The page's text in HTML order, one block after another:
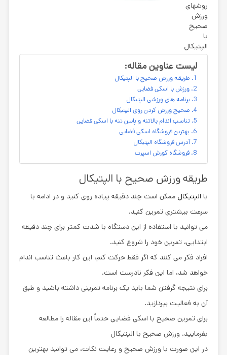
روشهای
ورزش
صحیح
با
الپتیکال
لیست عناوین مقاله:
طریقه ورزش صحیح با الپتیکال
ورزش با اسکی فضایی
برنامه های ورزشی الپتیکال
صحیح ورزش کردن روی الپتیکال
تناسب اندام بالاتنه و پایین تنه با اسکی فضایی
بهترین فروشگاه اسکی فضایی
آدرس فروشگاه الپتیکال
فروشگاه کورش اسپرت
طریقه ورزش صحیح با الپتیکال
با الپتیکال ممکن است چند دقیقه پیاده روی کنید و در ادامه با
سرعت بیشتری تمرین کنید.
می توانید با استفاده از این دستگاه با شدت کمتر برای چند دقیقه
ابتدایی، تمرین خود را شروع کنید.
افراد فکر می کنند که اگر فقط حرکت کنم، این کار باعث تناسب اندام
خواهد شد، اما این فکر نادرست است.
برای نتیجه گرفتن شما باید یک برنامه تمرینی داشته باشید و طبق
آن به فعالیت بپردازید.
برای تمرین صحیح با اسکی فضایی حتماً این مقاله را مطالعه
بفرمایید. ورزش صحیح با الپتیکال
در این صورت با ورزش صحیح و رعایت نکات، می توانید بهترین